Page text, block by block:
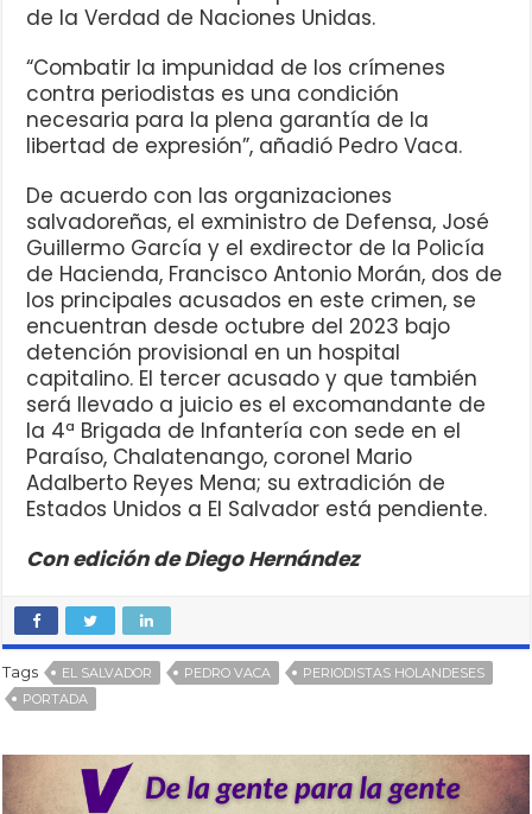
de la Verdad de Naciones Unidas.
“Combatir la impunidad de los crímenes
contra periodistas es una condición
necesaria para la plena garantía de la
libertad de expresión”, añadió Pedro Vaca.
De acuerdo con las organizaciones
salvadoreñas, el exministro de Defensa, José
Guillermo García y el exdirector de la Policía
de Hacienda, Francisco Antonio Morán, dos de
los principales acusados en este crimen, se
encuentran desde octubre del 2023 bajo
detención provisional en un hospital
capitalino. El tercer acusado y que también
será llevado a juicio es el excomandante de
la 4ª Brigada de Infantería con sede en el
Paraíso, Chalatenango, coronel Mario
Adalberto Reyes Mena; su extradición de
Estados Unidos a El Salvador está pendiente.
Con edición de Diego Hernández
Tags EL SALVADOR PEDRO VACA
PERIODISTAS HOLANDESES
PORTADA